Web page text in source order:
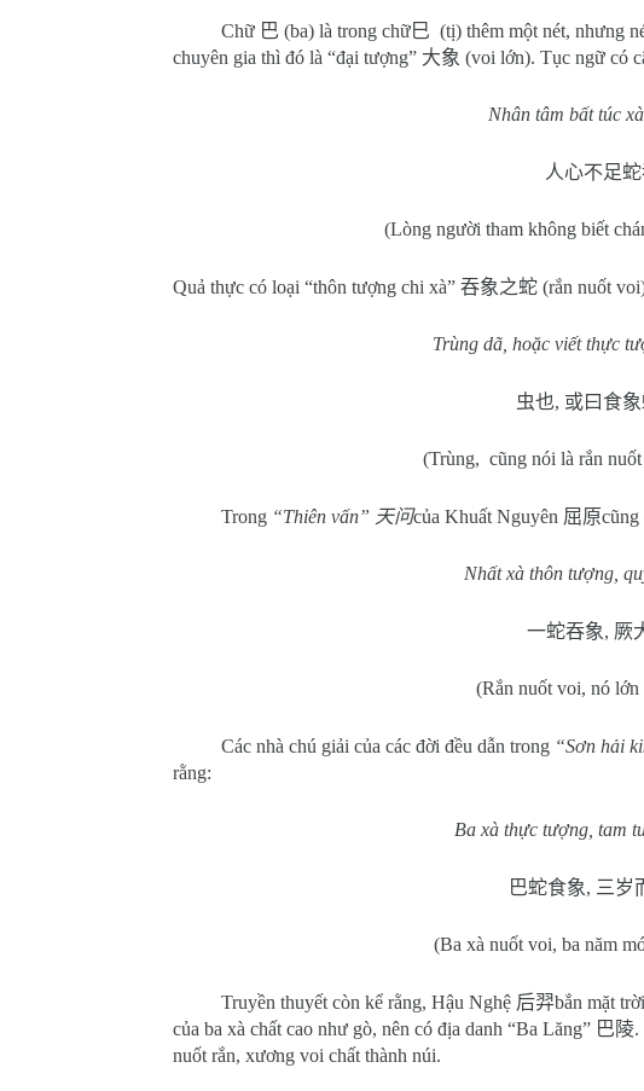
Chữ 巴 (ba) là trong chữ巳 (tị) thêm một nét, nhưng
chuyên gia thì đó là “đại tượng” 大象 (voi lớn). Tục ngữ có
Nhân tâm bất túc
人心不足
(Lòng người tham không biết
Quả thực có loại “thôn tượng chi xà” 吞象之蛇 (rắn nuốt
Trùng dã, hoặc viết thực
虫也, 或曰食
(Trùng, cũng nói là rắn
Trong “Thiên vấn” 天问của Khuất Nguyên 屈原cũng
Nhất xà thôn tượng,
一蛇吞象, 厥
(Rắn nuốt voi, nó lớn
Các nhà chú giải của các đời đều dẫn trong “Sơn hải
rằng:
Ba xà thực tượng, tam
巴蛇食象, 三岁
(Ba xà nuốt voi, ba năm
Truyền thuyết còn kể rằng, Hậu Nghệ 后羿bắn mặt
của ba xà chất cao như gò, nên có địa danh “Ba Lăng” 巴陵.
nuốt rắn, xương voi chất thành núi.